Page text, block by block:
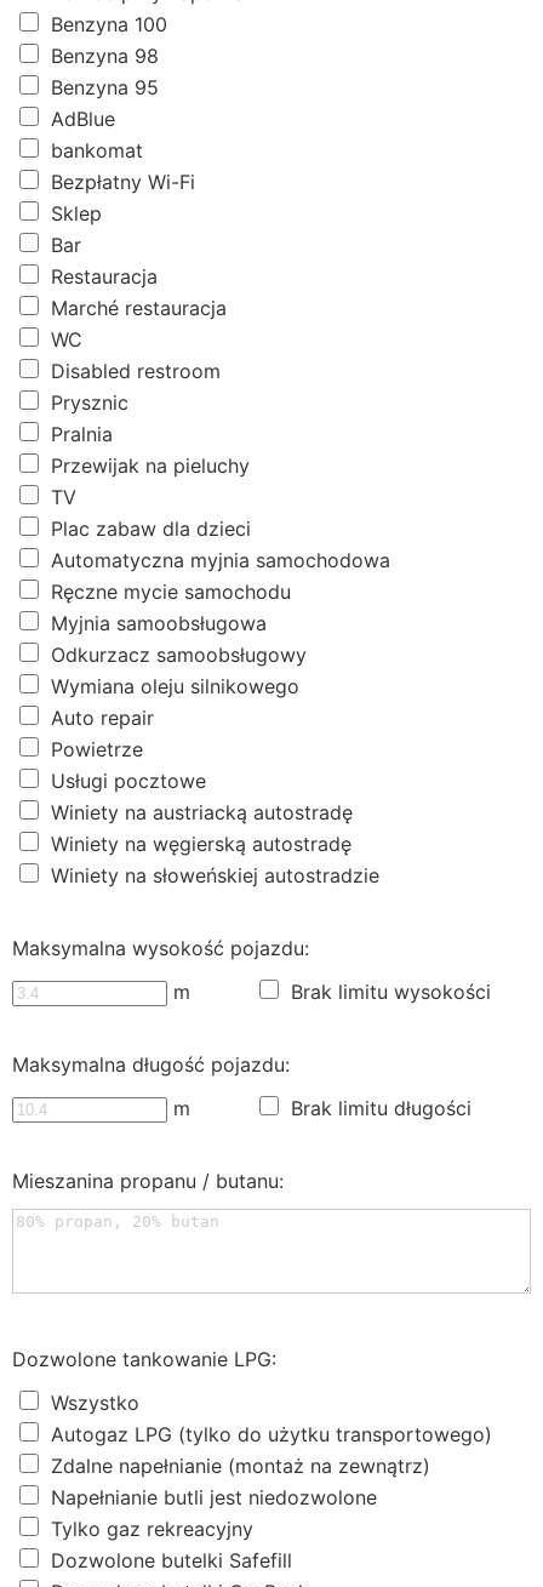
Benzyna 100
Benzyna 98
Benzyna 95
AdBlue
bankomat
Bezpłatny Wi-Fi
Sklep
Bar
Restauracja
Marché restauracja
WC
Disabled restroom
Prysznic
Pralnia
Przewijak na pieluchy
TV
Plac zabaw dla dzieci
Automatyczna myjnia samochodowa
Ręczne mycie samochodu
Myjnia samoobsługowa
Odkurzacz samoobsługowy
Wymiana oleju silnikowego
Auto repair
Powietrze
Usługi pocztowe
Winiety na austriacką autostradę
Winiety na węgierską autostradę
Winiety na słoweńskiej autostradzie
Maksymalna wysokość pojazdu:
m
Brak limitu wysokości
Maksymalna długość pojazdu:
m
Brak limitu długości
Mieszanina propanu / butanu:
Dozwolone tankowanie LPG:
Wszystko
Autogaz LPG (tylko do użytku transportowego)
Zdalne napełnianie (montaż na zewnątrz)
Napełnianie butli jest niedozwolone
Tylko gaz rekreacyjny
Dozwolone butelki Safefill